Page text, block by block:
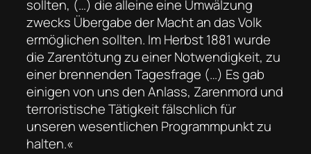
sollten, (…) die alleine eine Umwälzung
zwecks Übergabe der Macht an das Volk
ermöglichen sollten. Im Herbst 1881 wurde
die Zarentötung zu einer Notwendigkeit, zu
einer brennenden Tagesfrage (…) Es gab
einigen von uns den Anlass, Zarenmord und
terroristische Tätigkeit fälschlich für
unseren wesentlichen Programmpunkt zu
halten.«